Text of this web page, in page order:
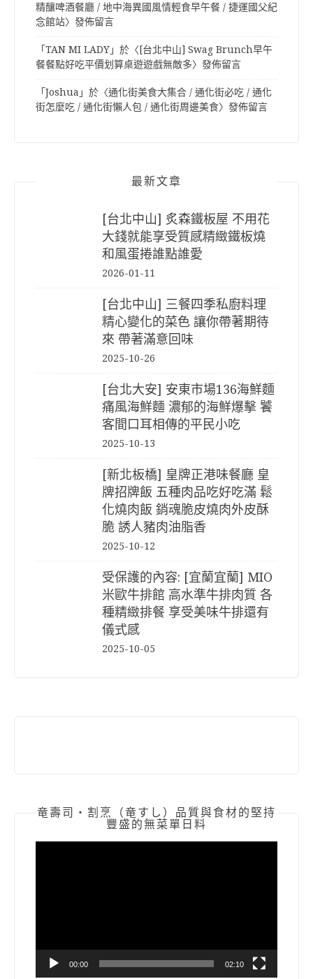
精釀啤酒餐廳 / 地中海異國風情輕食早午餐 / 捷運國父紀
念館站〉發佈留言
「TAN MI LADY」於〈 [台北中山] Swag Brunch早午
餐餐點好吃平價划算桌遊遊戲無敵多〉發佈留言
「Joshua 」於〈通化街美食大集合 / 通化街必吃 / 通化
街怎麼吃 / 通化街懶人包 / 通化街周邊美食〉發佈留言
最新文章
[台北中山] 炙森鐵板屋 不用花
大錢就能享受質感精緻鐵板燒
和風蛋捲誰點誰愛
2026-01-11
[台北中山] 三餐四季私廚料理
精心變化的菜色 讓你帶著期待
來 帶著滿意回味
2025-10-26
[台北大安] 安東市場136海鮮麵
痛風海鮮麵 濃郁的海鮮爆擊 饕
客間口耳相傳的平民小吃
2025-10-13
[新北板橋] 皇牌正港味餐廳 皇
牌招牌飯 五種肉品吃好吃滿 鬆
化燒肉飯 銷魂脆皮燒肉外皮酥
脆 誘人豬肉油脂香
2025-10-12
受保護的內容: [宜蘭宜蘭] MIO
米歐牛排館 高水準牛排肉質 各
種精緻排餐 享受美味牛排還有
儀式感
2025-10-05
竜壽司‧割烹（竜すし）品質與食材的堅持
豐盛的無菜單日料
00:00 02:10